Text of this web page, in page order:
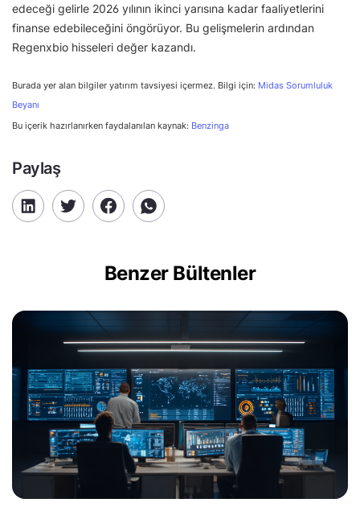
edeceği gelirle 2026 yılının ikinci yarısına kadar faaliyetlerini
finanse edebileceğini öngörüyor. Bu gelişmelerin ardından
Regenxbio hisseleri değer kazandı.
Burada yer alan bilgiler yatırım tavsiyesi içermez. Bilgi için: Midas Sorumluluk
Beyanı
Bu içerik hazırlanırken faydalanılan kaynak: Benzinga
Paylaş
Benzer Bültenler